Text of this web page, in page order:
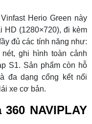
Herio Green này
HD (1280×720), đi kèm
đủ các tính năng như:
ghi hình toàn cảnh
S1. Sản phẩm còn hỗ
đa dạng cổng kết nối
xe cơ bản.
NAVIPLAY